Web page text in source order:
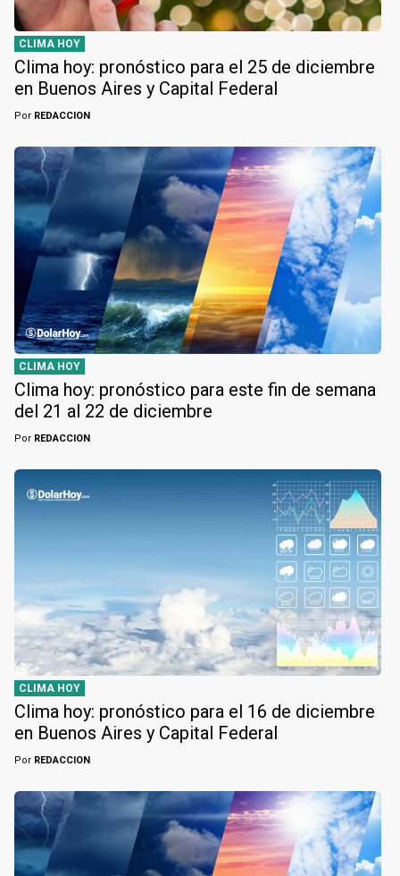
CLIMA HOY
Clima hoy: pronóstico para el 25 de diciembre
en Buenos Aires y Capital Federal
Por REDACCION
CLIMA HOY
Clima hoy: pronóstico para este fin de semana
del 21 al 22 de diciembre
Por REDACCION
CLIMA HOY
Clima hoy: pronóstico para el 16 de diciembre
en Buenos Aires y Capital Federal
Por REDACCION